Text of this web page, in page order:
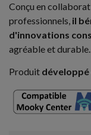
Conçu en
professionnels, il
d'innovations
agréable et durable.
Produit développé